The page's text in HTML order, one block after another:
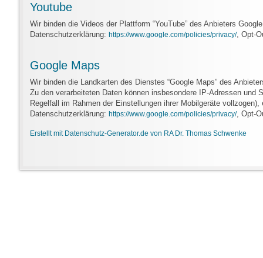
Youtube
Wir binden die Videos der Plattform “YouTube” des Anbieters
Datenschutzerklärung: https://www.google.com/policies/privacy/, Opt-
Google Maps
Wir binden die Landkarten des Dienstes “Google Maps” des
Zu den verarbeiteten Daten können insbesondere IP-Adressen und
Regelfall im Rahmen der Einstellungen ihrer Mobilgeräte
Datenschutzerklärung: https://www.google.com/policies/privacy/, Opt-
Erstellt mit Datenschutz-Generator.de von RA Dr. Thomas Schwenke